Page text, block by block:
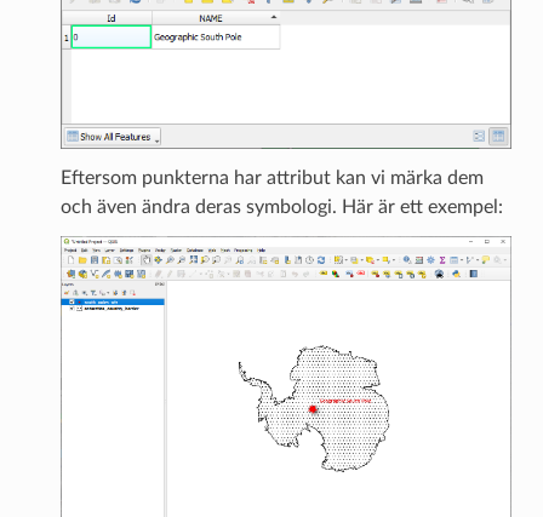
Eftersom punkterna har attribut kan vi märka dem
och även ändra deras symbologi. Här är ett exempel: